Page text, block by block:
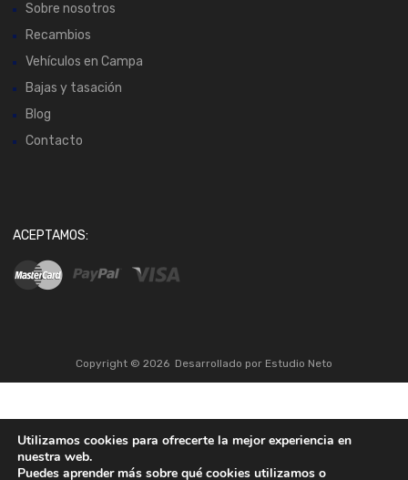
Sobre nosotros
Recambios
Vehículos en Campa
Bajas y tasación
Blog
Contacto
ACEPTAMOS:
Copyright © 2026 Desarrollado por Estudio Neto
Utilizamos cookies para ofrecerte la mejor experiencia en
nuestra web.
Puedes aprender más sobre qué cookies utilizamos o